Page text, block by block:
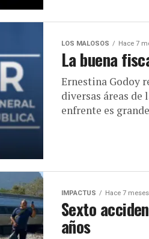
LOS MALOSOS Hace 7
La buena
Ernestina Godoy
diversas áreas de
enfrente es
IMPACTUS Hace 7 meses
Sexto
años